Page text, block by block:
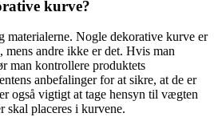
kurve?
materialerne. Nogle dekorative kurve er
mens andre ikke er det. Hvis man
man kontrollere produktets
anbefalinger for at sikre, at de er
også vigtigt at tage hensyn til vægten
skal placeres i kurvene.